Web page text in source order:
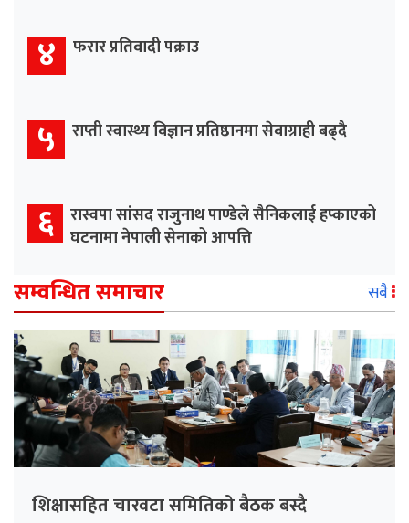
४ फरार प्रतिवादी पक्राउ
५ राप्ती स्वास्थ्य विज्ञान प्रतिष्ठानमा सेवाग्राही बढ्दै
६ रास्वपा सांसद राजुनाथ पाण्डेले सैनिकलाई हप्काएको
घटनामा नेपाली सेनाको आपत्ति
सम्वन्धित समाचार सबै
शिक्षासहित चारवटा समितिको बैठक बस्दै